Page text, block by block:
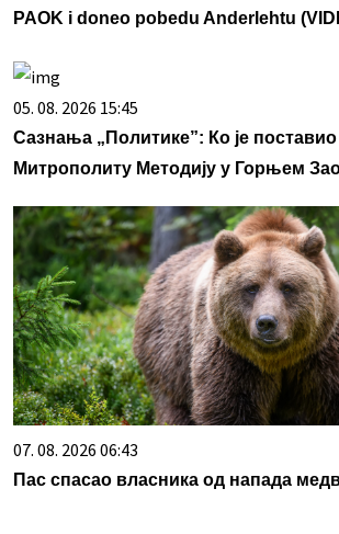
PAOK i doneo pobedu Anderlehtu
05. 08. 2026 15:45
Сазнања „Политике”: Ко је
Митрополиту Методију у Горњем
07. 08. 2026 06:43
Пас спасао власника од напада